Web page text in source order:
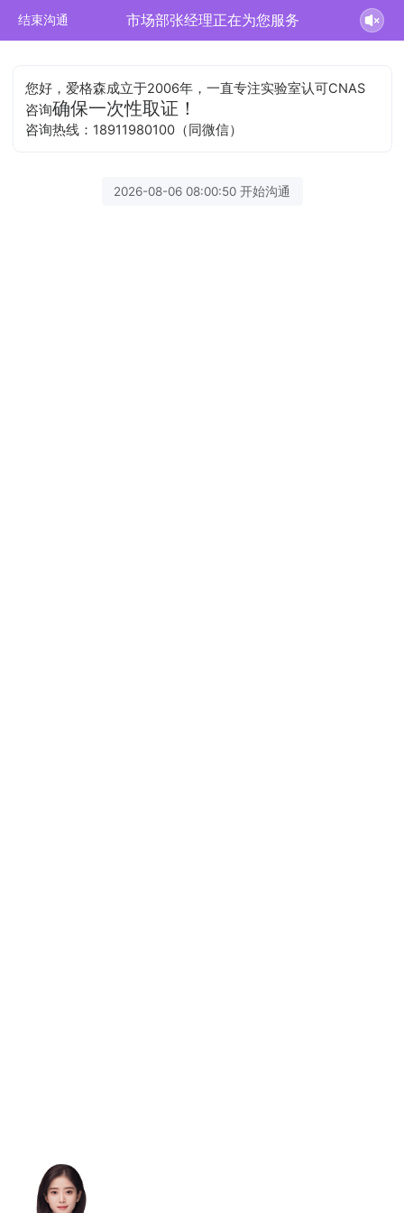
结束沟通 市场部张经理正在为您服务
您好，爱格森成立于2006年，一直专注实验室认可CNAS
咨询确保一次性取证！
咨询热线：18911980100（同微信）
2026-08-06 08:00:50 开始沟通